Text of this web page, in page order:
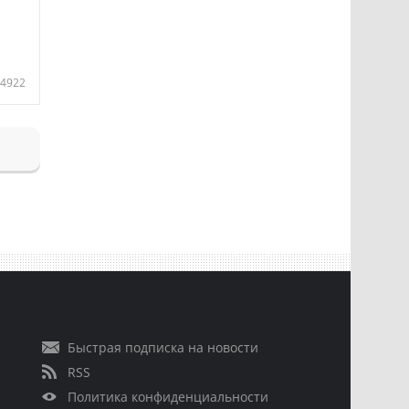
4922
Быстрая подписка на новости
RSS
Политика конфиденциальности